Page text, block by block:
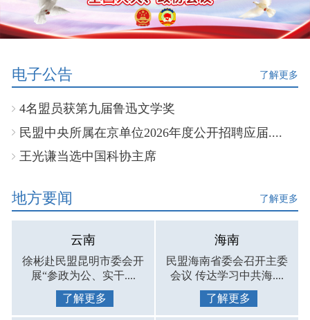
电子公告 了解更多
4名盟员获第九届鲁迅文学奖
民盟中央所属在京单位2026年度公开招聘应届....
王光谦当选中国科协主席
地方要闻 了解更多
云南
徐彬赴民盟昆明市委会开
展“参政为公、实干....
了解更多
海南
民盟海南省委会召开主委
会议 传达学习中共海....
了解更多